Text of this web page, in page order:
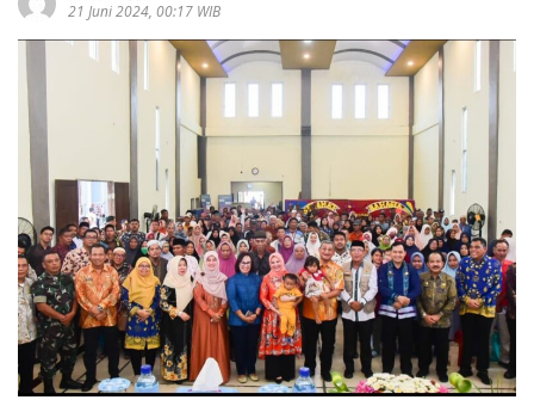
21 Juni 2024, 00:17 WIB